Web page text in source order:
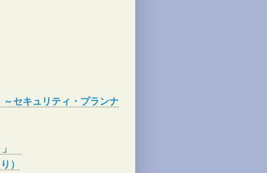
セキュリティ・プランナ
」
）